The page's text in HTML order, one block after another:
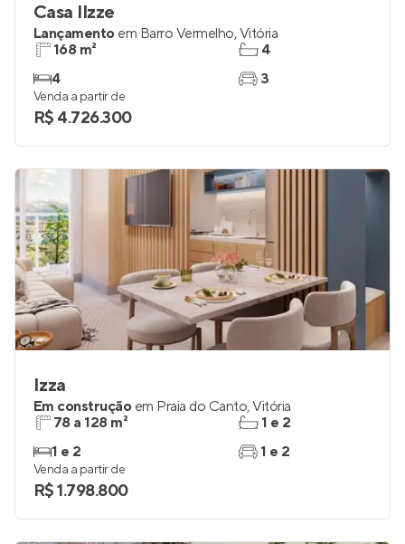
Casa Ilzze
Lançamento em Barro Vermelho,Vitória
168 m²
4
4
3
Venda a partir de
R$ 4.726.300
Izza
Em construção em Praia do Canto,Vitória
78 a 128 m²
1 e 2
1 e 2
1 e 2
Venda a partir de
R$ 1.798.800